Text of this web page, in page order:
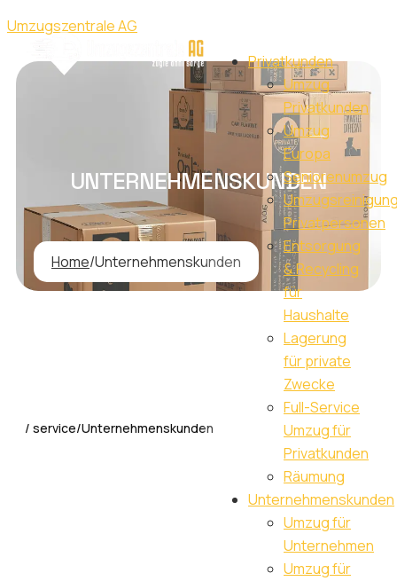
Umzugszentrale AG
UNTERNEHMENSKUNDEN
Home/Unternehmenskunden
Privatkunden
Umzug
Privatkunden
Umzug
Europa
Seniorenumzug
Privatpersonen
Entsorgung
& Recycling
für
Haushalte
Lagerung
für private
Zwecke
Full-Service
Umzug für
Privatkunden
Räumung
Unternehmenskunden
Umzug für
Unternehmen
Umzug für
/ service/Unternehmenskunden